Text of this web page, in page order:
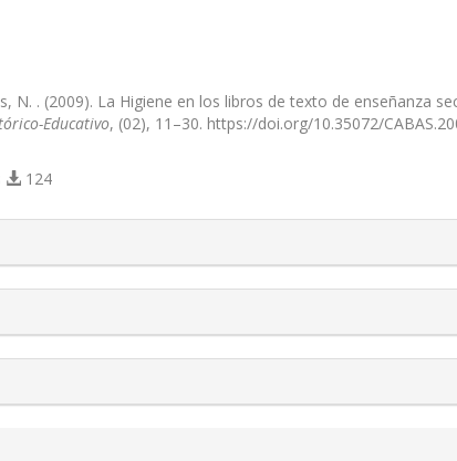
N. . (2009). La Higiene en los libros de texto de enseñanza
Educativo, (02), 11–30. https://doi.org/10.35072/
124